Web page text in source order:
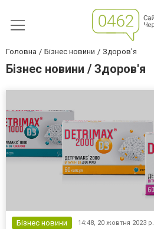
Головна Бізнес новини Здоров'я
Бізнес новини / Здоров'я
Бізнес новини 14:48, 20 жовтня 2023 р.